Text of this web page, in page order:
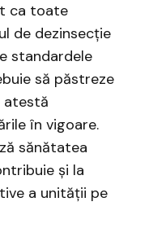
ca toate
de dezinsecție
standardele
să păstreze
atestă
în vigoare.
sănătatea
și la
a unității pe